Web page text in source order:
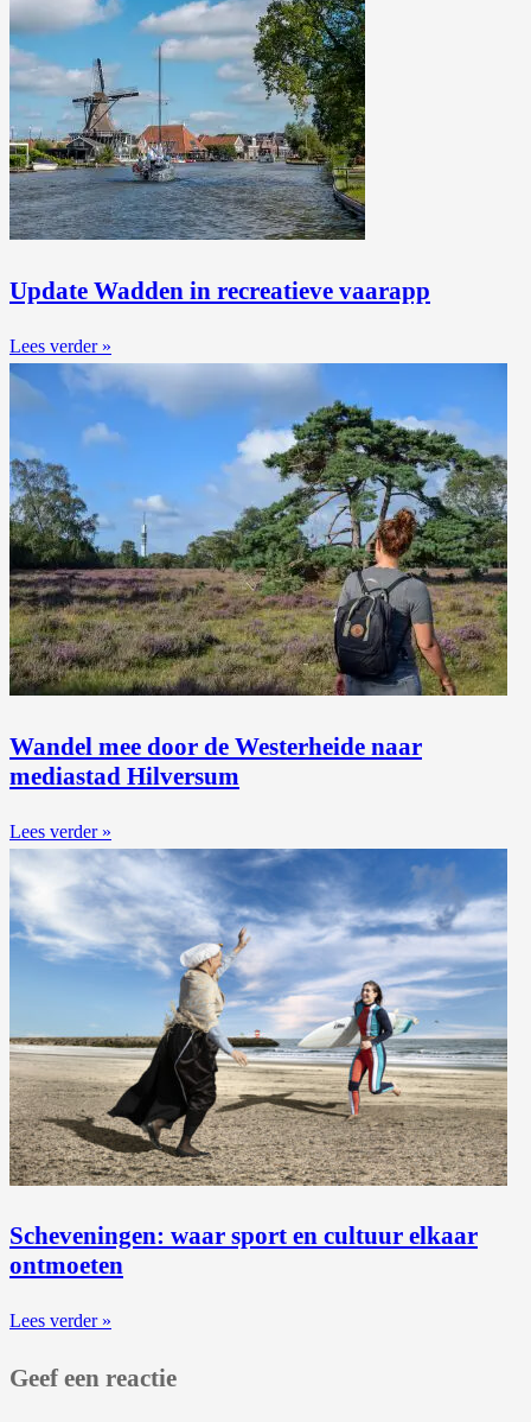
Update Wadden in recreatieve vaarapp
Lees verder »
Wandel mee door de Westerheide naar
mediastad Hilversum
Lees verder »
Scheveningen: waar sport en cultuur elkaar
ontmoeten
Lees verder »
Geef een reactie